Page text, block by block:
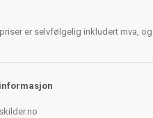
er selvfølgelig inkludert mva,